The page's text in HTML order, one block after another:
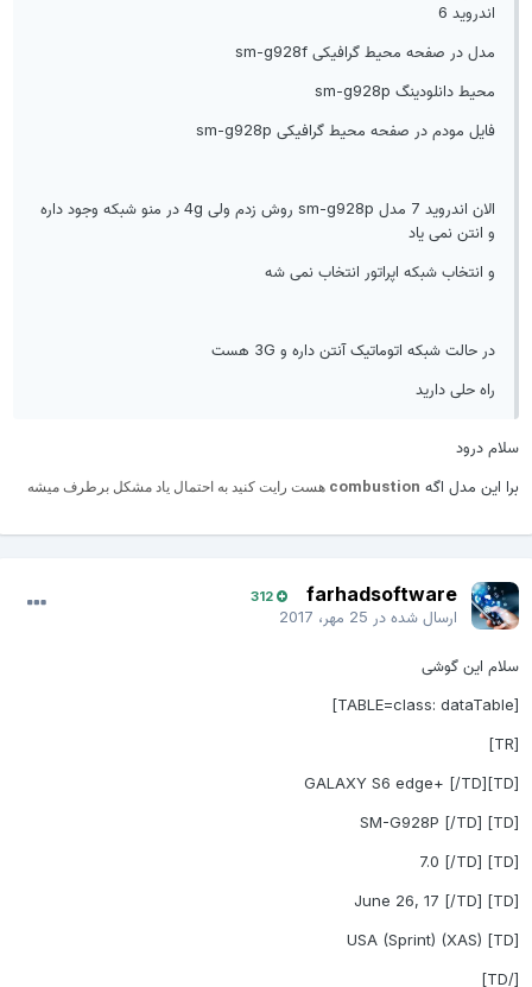
اندروید 6
مدل در صفحه محیط گرافیکی sm-g928f
محیط دانلودینگ sm-g928p
فایل مودم در صفحه محیط گرافیکی sm-g928p
الان اندروید 7 مدل sm-g928p روش زدم ولی 4g در منو شبکه وجود داره
و انتن نمی یاد
و انتخاب شبکه اپراتور انتخاب نمی شه
در حالت شبکه اتوماتیک آنتن داره و 3G هست
راه حلی دارید
سلام درود
برا این مدل اگهcombustion هست رایت کنید به احتمال یاد مشکل برطرف میشه
farhadsoftware
312
ارسال شده در25 مهر، 2017
سلام این گوشی